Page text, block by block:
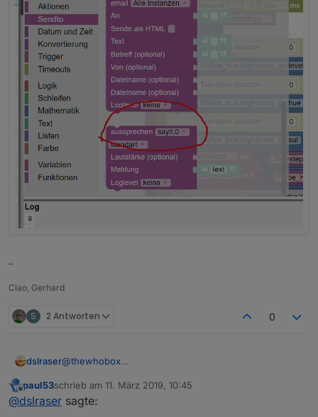
–
Ciao, Gerhard
S 2 Antworten 0
dslraser@thewhobox
es erstellt werden soll noch rolle usw....
Offline
paul53schrieb am 11. März 2019, 10:45
zuletzt editiert von
@dslraser sagte: